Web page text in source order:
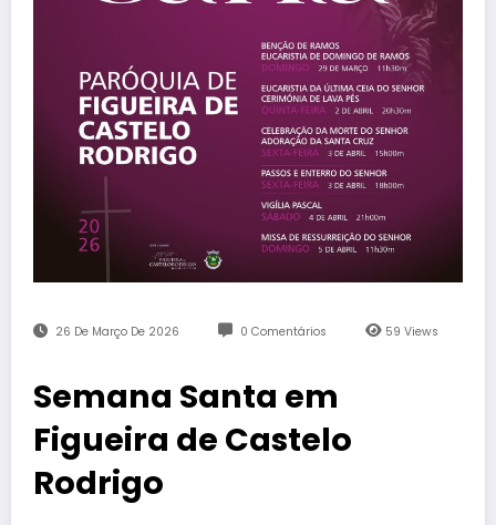
26 De Março De 2026 0 Comentários 59Views
Semana Santa em
Figueira de Castelo
Rodrigo